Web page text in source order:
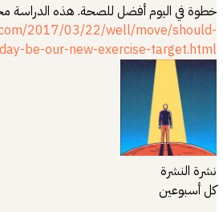
خطوة في اليوم أفضل للصحة. هذه الدراسة
2017/03/22/well/move/should-
be-our-new-exercise-target.html
نشرة النشرة
كل أسبوعين